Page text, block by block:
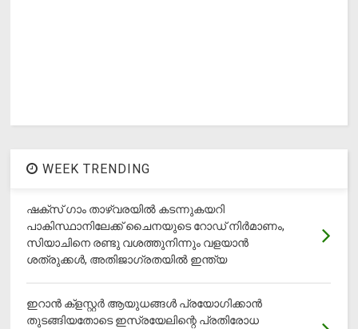
WEEK TRENDING
ഷക്സ് ​ഗാം താഴ്‌വരയിൽ കടന്നുകയറി
പാകിസ്ഥാനിലേക്ക് ചൈനയുടെ റോഡ് നിർമാണം,
സിയാചിനെ രണ്ടു വശത്തുനിന്നും വളയാൻ
ശത്രുക്കൾ, അതിജാ​ഗ്രതയിൽ ഇന്ത്യ
ഇറാന്‍ ക്‌ളസ്റ്റര്‍ ആയുധങ്ങള്‍ പ്രയോഗിക്കാന്‍
തുടങ്ങിയതോടെ ഇസ്രയേലിന്റെ പ്രതിരോധ